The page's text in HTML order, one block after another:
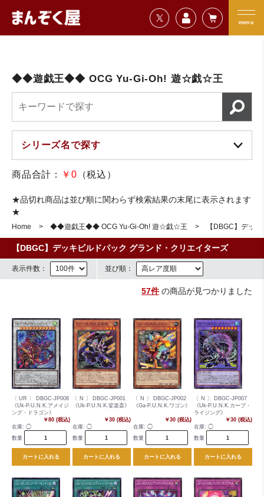
=================================
menu
まんぞく屋 格安TCG通販
◆◆遊戯王◆◆ OCG Yu-Gi-Oh! 遊☆戯☆王
商品合計： ￥0 （税込）
★品切れ商品は並び順に関わらず検索結果の末尾に表示されます
★
Home ◆◆遊戯王◆◆ OCG Yu-Gi-Oh! 遊☆戯☆王 【DBGC】デッ
【DBGC】デッキビルドパック グランド・クリエイターズ
表示件数： 並び順：
57件の商品が見つかりました
〈 UR 〉 DBGC-JP008
《Uk-P.U.N.K.アメイジ
ング・ドラゴン》
￥80 (税込)
在庫: ◯
数量
カートに入れる
〔 N 〕 DBGC-JP001
《Uk-P.U.N.K.娑楽斎》
￥30 (税込)
在庫: ◯
数量
カートに入れる
〔 N 〕 DBGC-JP002
《Ga-P.U.N.K.ワゴン》
￥30 (税込)
在庫: ◯
数量
カートに入れる
〔 N 〕 DBGC-JP007
《Uk-P.U.N.K.カープ・
ライジング》
￥30 (税込)
在庫: ◯
数量
カートに入れる